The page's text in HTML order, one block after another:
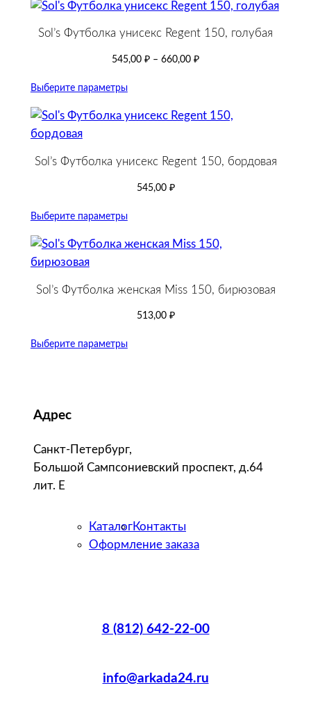
Sol’s Футболка унисекс Regent 150, голубая
545,00 ₽ – 660,00 ₽
Выберите параметры
Sol’s Футболка унисекс Regent 150, бордовая
545,00 ₽
Выберите параметры
Sol’s Футболка женская Miss 150, бирюзовая
513,00 ₽
Выберите параметры
Адрес
Санкт-Петербург,
Большой Сампсониевский проспект, д.64
лит. Е
КаталогКонтакты
Оформление заказа
8 (812) 642-22-00
info@arkada24.ru